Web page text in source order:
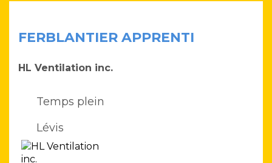
FERBLANTIER APPRENTI
HL Ventilation inc.
Temps plein
Lévis